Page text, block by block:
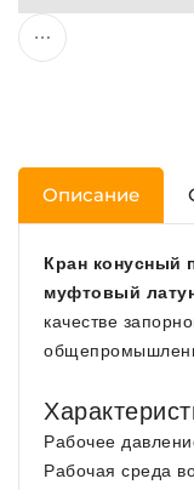
Описание
Кран конусный
муфтовый
качестве
Рабочее
Рабочая среда